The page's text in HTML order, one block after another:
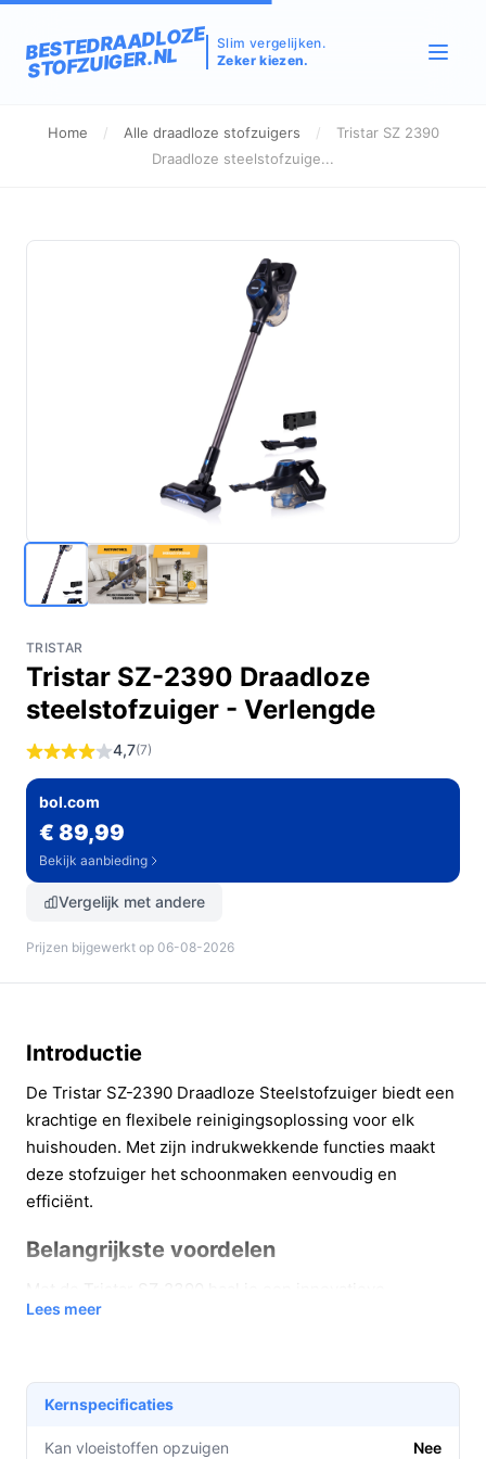
BESTEDRAADLOZE
STOFZUIGER.NL
Slim vergelijken.
Zeker kiezen.
Home / Alle draadloze stofzuigers /
Tristar SZ 2390
Draadloze steelstofzuige...
TRISTAR
Tristar SZ-2390 Draadloze
steelstofzuiger - Verlengde
4,7(7)
bol.com
€ 89,99
Bekijk aanbieding
Vergelijk met andere
Prijzen bijgewerkt op 06-08-2026
Introductie
De Tristar SZ-2390 Draadloze Steelstofzuiger biedt een
krachtige en flexibele reinigingsoplossing voor elk
huishouden. Met zijn indrukwekkende functies maakt
deze stofzuiger het schoonmaken eenvoudig en
efficiënt.
Belangrijkste voordelen
stofzuiger in huis die aan al je schoonmaakbehoeften
Krachtige zuigkracht:De 250 watt motor levert
een uitstekende zuigkracht van 23 kPa, waardoor
zelfs de meest hardnekkige vuildeeltjes worden
Lees meer
Kernspecificaties
Kan vloeistoffen opzuigen Nee